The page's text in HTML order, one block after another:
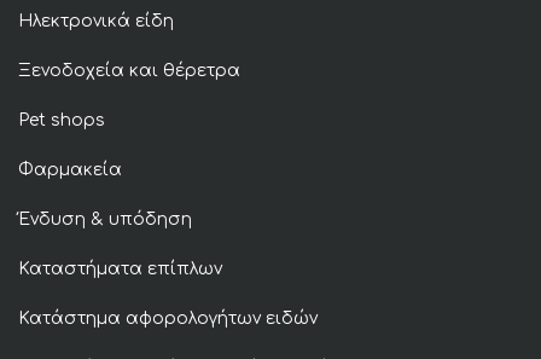
Ηλεκτρονικά είδη
Ξενοδοχεία και θέρετρα
Pet shops
Φαρμακεία
Ένδυση & υπόδηση
Καταστήματα επίπλων
Κατάστημα αφορολογήτων ειδών